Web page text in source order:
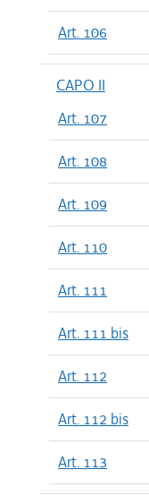
Art. 106
CAPO II
Art. 107
Art. 108
Art. 109
Art. 110
Art. 111
Art. 111 bis
Art. 112
Art. 112 bis
Art. 113